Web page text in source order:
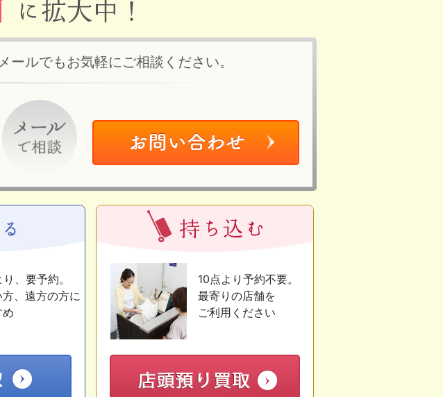
ルでもお気軽にご相談ください。
、要予約。
、遠方の方に
め
10点より予約不要。
最寄りの店舗を
ご利用ください